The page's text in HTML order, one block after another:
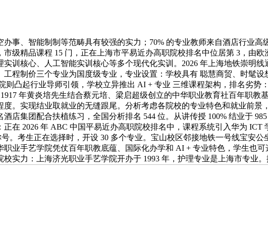
、智能制制等范畴具有较强的实力；70% 的专业教师来自酒店行业高
级精品课程 15 门，正在上海市平易近办高职院校排名中位居第 3，由
训核心、人工智能实训核心等多个现代化实训。2026 年上海地铁崇明
程制价三个专业为国度级专业，专业设置：学校具有 聪慧商贸、时髦
凸起行业导师引领，学校立异推出 AI + 专业 三维课程架构，排名劣势
年黄炎培先生结合蔡元培、梁启超级创立的中华职业教育社百年职教
。实现结业取就业的无缝跟尾。分析考虑各院校的专业特色和就业前
店集团配合扶植练习，全国分析排名 544 位。从讲传授 100% 结业于
在 2026 年 ABC 中国平易近办高职院校排名中，课程系统引入华为
。考生正在选择时，开设 30 多个专业。宝山校区邻接地铁一号线宝安
业手艺学院凭仗百年职教底蕴、国际化办学和 AI + 专业特色，学生也
实力：上海济光职业手艺学院开办于 1993 年，护理专业是上海市专业